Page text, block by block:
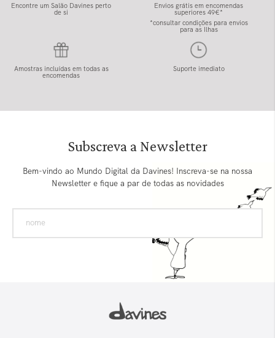
Encontre um Salão Davines perto
de si
Envios grátis em encomendas
superiores 49€*
*consultar condições para envios
para as Ilhas
Amostras incluídas em todas as
encomendas
Suporte imediato
Subscreva a Newsletter
Bem-vindo ao Mundo Digital da Davines! Inscreva-se na nossa
Newsletter e fique a par de todas as novidades